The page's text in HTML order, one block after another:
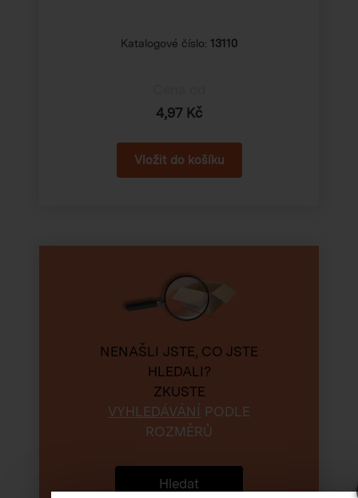
Katalogové číslo: 13110
4,97 Kč
NENAŠLI JSTE, CO JSTE
HLEDALI?
ZKUSTE
VYHLEDÁVÁNÍ PODLE
ROZMĚRŮ
Hledat